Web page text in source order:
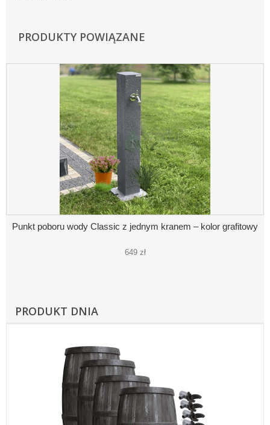
PRODUKTY POWIĄZANE
Punkt poboru wody Classic z jednym kranem – kolor grafitowy
649 zł
PRODUKT DNIA